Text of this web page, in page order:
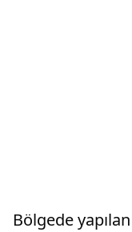
Bölgede